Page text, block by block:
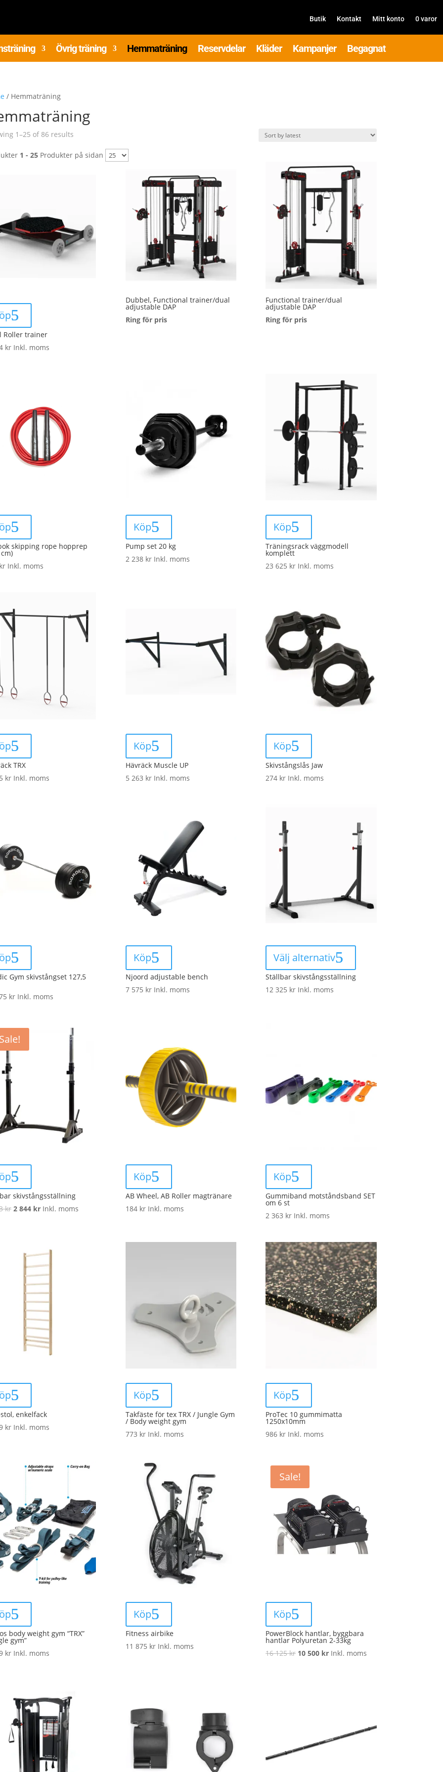
Butik Kontakt Mitt konto 0 varor
Övrig träning Hemmaträning Reservdelar Kläder Kampanjer Begagnat
/ Hemmaträning
1–25 of 86 resultsSorted
latest
1 - 25Produkter på sidan
Roller trainer
kr Inkl. moms
Dubbel, Functional trainer/dual
adjustable DAP
Ring för pris
Functional trainer/dual
adjustable DAP
Ring för pris
skipping rope hopprep
kr Inkl. moms
Köp
Pump set 20 kg
2 238 kr Inkl. moms
Köp
Träningsrack väggmodell
komplett
23 625 kr Inkl. moms
TRX
kr Inkl. moms
Köp
Hävräck Muscle UP
5 263 kr Inkl. moms
Köp
Skivstångslås Jaw
274 kr Inkl. moms
Gym skivstångset 127,5
kr Inkl. moms
Köp
Njoord adjustable bench
7 575 kr Inkl. moms
Välj alternativ
multiple
product
page
Ställbar skivstångsställning
12 325 kr Inkl. moms
Sale!
skivstångsställning
kr Original
063 kr.
2 844 krCurrent
844 kr.
Inkl. moms
Köp
AB Wheel, AB Roller magtränare
184 kr Inkl. moms
Köp
Gummiband motståndsband SET
om 6 st
2 363 kr Inkl. moms
enkelfack
kr Inkl. moms
Köp
Takfäste för tex TRX / Jungle Gym
/ Body weight gym
773 kr Inkl. moms
Köp
ProTec 10 gummimatta
1250x10mm
986 kr Inkl. moms
body weight gym “TRX”
gym”
kr Inkl. moms
Köp
Fitness airbike
11 875 kr Inkl. moms
Sale!
Köp
PowerBlock hantlar, byggbara
hantlar Polyuretan 2-33kg
16 125kr Original
10 500 krCurrent
Inkl. moms